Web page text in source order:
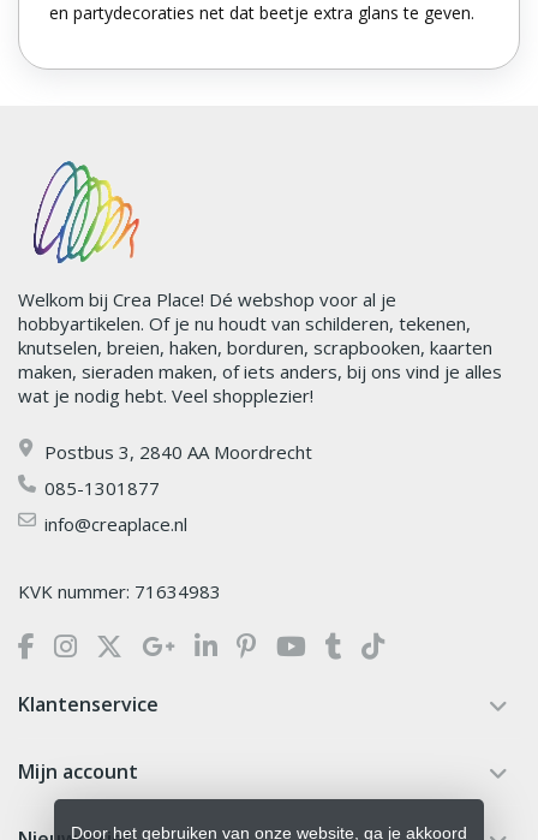
en partydecoraties net dat beetje extra glans te geven.
Welkom bij Crea Place! Dé webshop voor al je
hobbyartikelen. Of je nu houdt van schilderen, tekenen,
knutselen, breien, haken, borduren, scrapbooken, kaarten
maken, sieraden maken, of iets anders, bij ons vind je alles
wat je nodig hebt. Veel shopplezier!
Postbus 3, 2840 AA Moordrecht
085-1301877
info@creaplace.nl
KVK nummer: 71634983
Klantenservice
Mijn account
Door het gebruiken van onze website, ga je akkoord